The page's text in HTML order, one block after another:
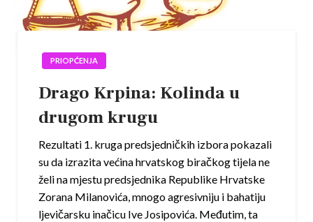
PRIOPĆENJA
Drago Krpina: Kolinda u
drugom krugu
Rezultati 1. kruga predsjedničkih izbora pokazali
su da izrazita većina hrvatskog biračkog tijela ne
želi na mjestu predsjednika Republike Hrvatske
Zorana Milanovića, mnogo agresivniju i bahatiju
ljevičarsku inačicu Ive Josipovića. Međutim, ta